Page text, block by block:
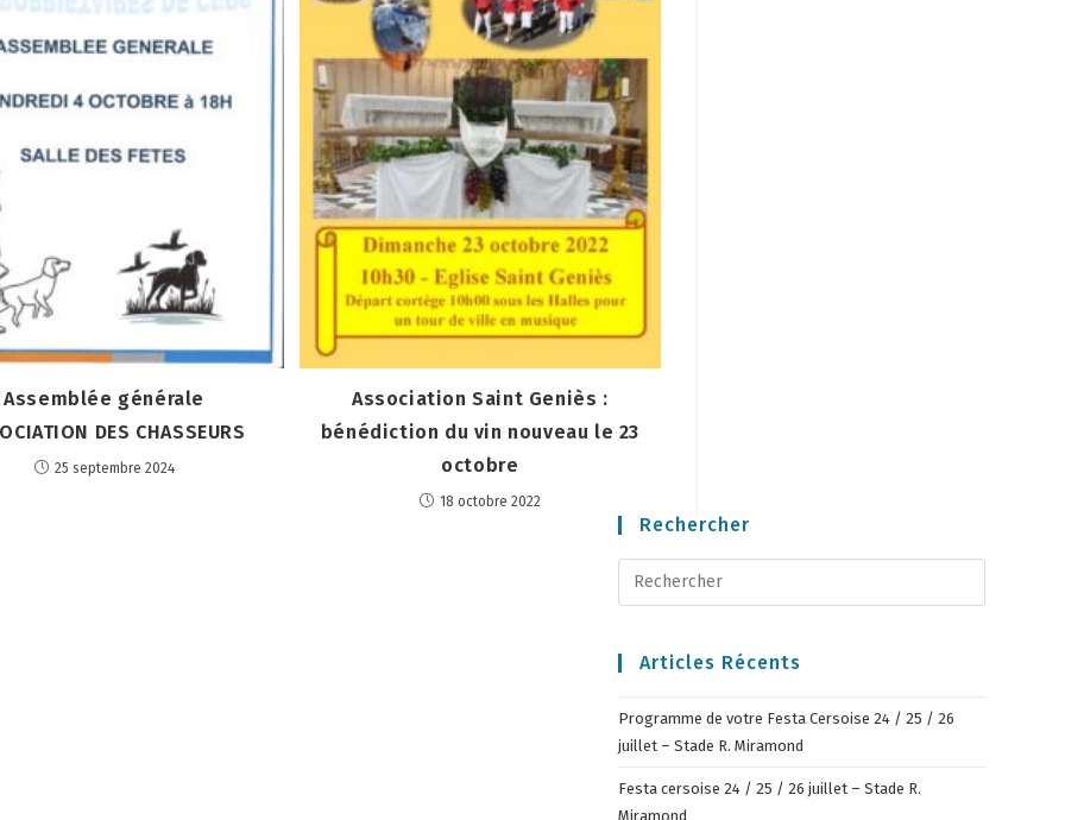
Assemblée générale
DES CHASSEURS
25 septembre 2024
Association Saint Geniès :
bénédiction du vin nouveau le 23
octobre
18 octobre 2022
Rechercher
Articles Récents
Programme de votre Festa Cersoise 24 / 25 / 26
juillet – Stade R. Miramond
Festa cersoise 24 / 25 / 26 juillet – Stade R.
Miramond